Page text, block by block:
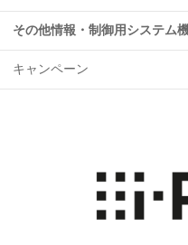
その他情報・制御用システム
キャンペーン